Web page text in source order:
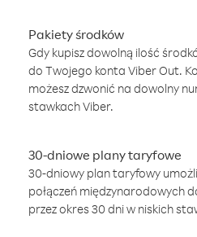
Pakiety środków
Gdy kupisz dowolną ilość
do Twojego konta Viber Out.
możesz dzwonić na dowolny
stawkach Viber.
30-dniowe plany taryfowe
30-dniowy plan taryfowy
połączeń międzynarodowych
przez okres 30 dni w niskich